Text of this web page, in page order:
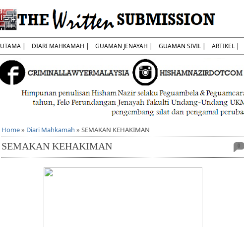
UTAMA | DIARI MAHKAMAH | GUAMAN JENAYAH | GUAMAN SIVIL | ARTIKEL |
Home» Diari Mahkamah » SEMAKAN KEHAKIMAN
0
SEMAKAN KEHAKIMAN